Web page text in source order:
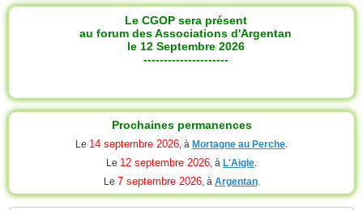
Le CGOP sera présent
au forum des Associations d'Argentan
le 12 Septembre 2026
---------------------
Prochaines permanences
Le 14 septembre 2026, à Mortagne au Perche.
Le 12 septembre 2026, à L'Aigle.
Le 7 septembre 2026, à Argentan.